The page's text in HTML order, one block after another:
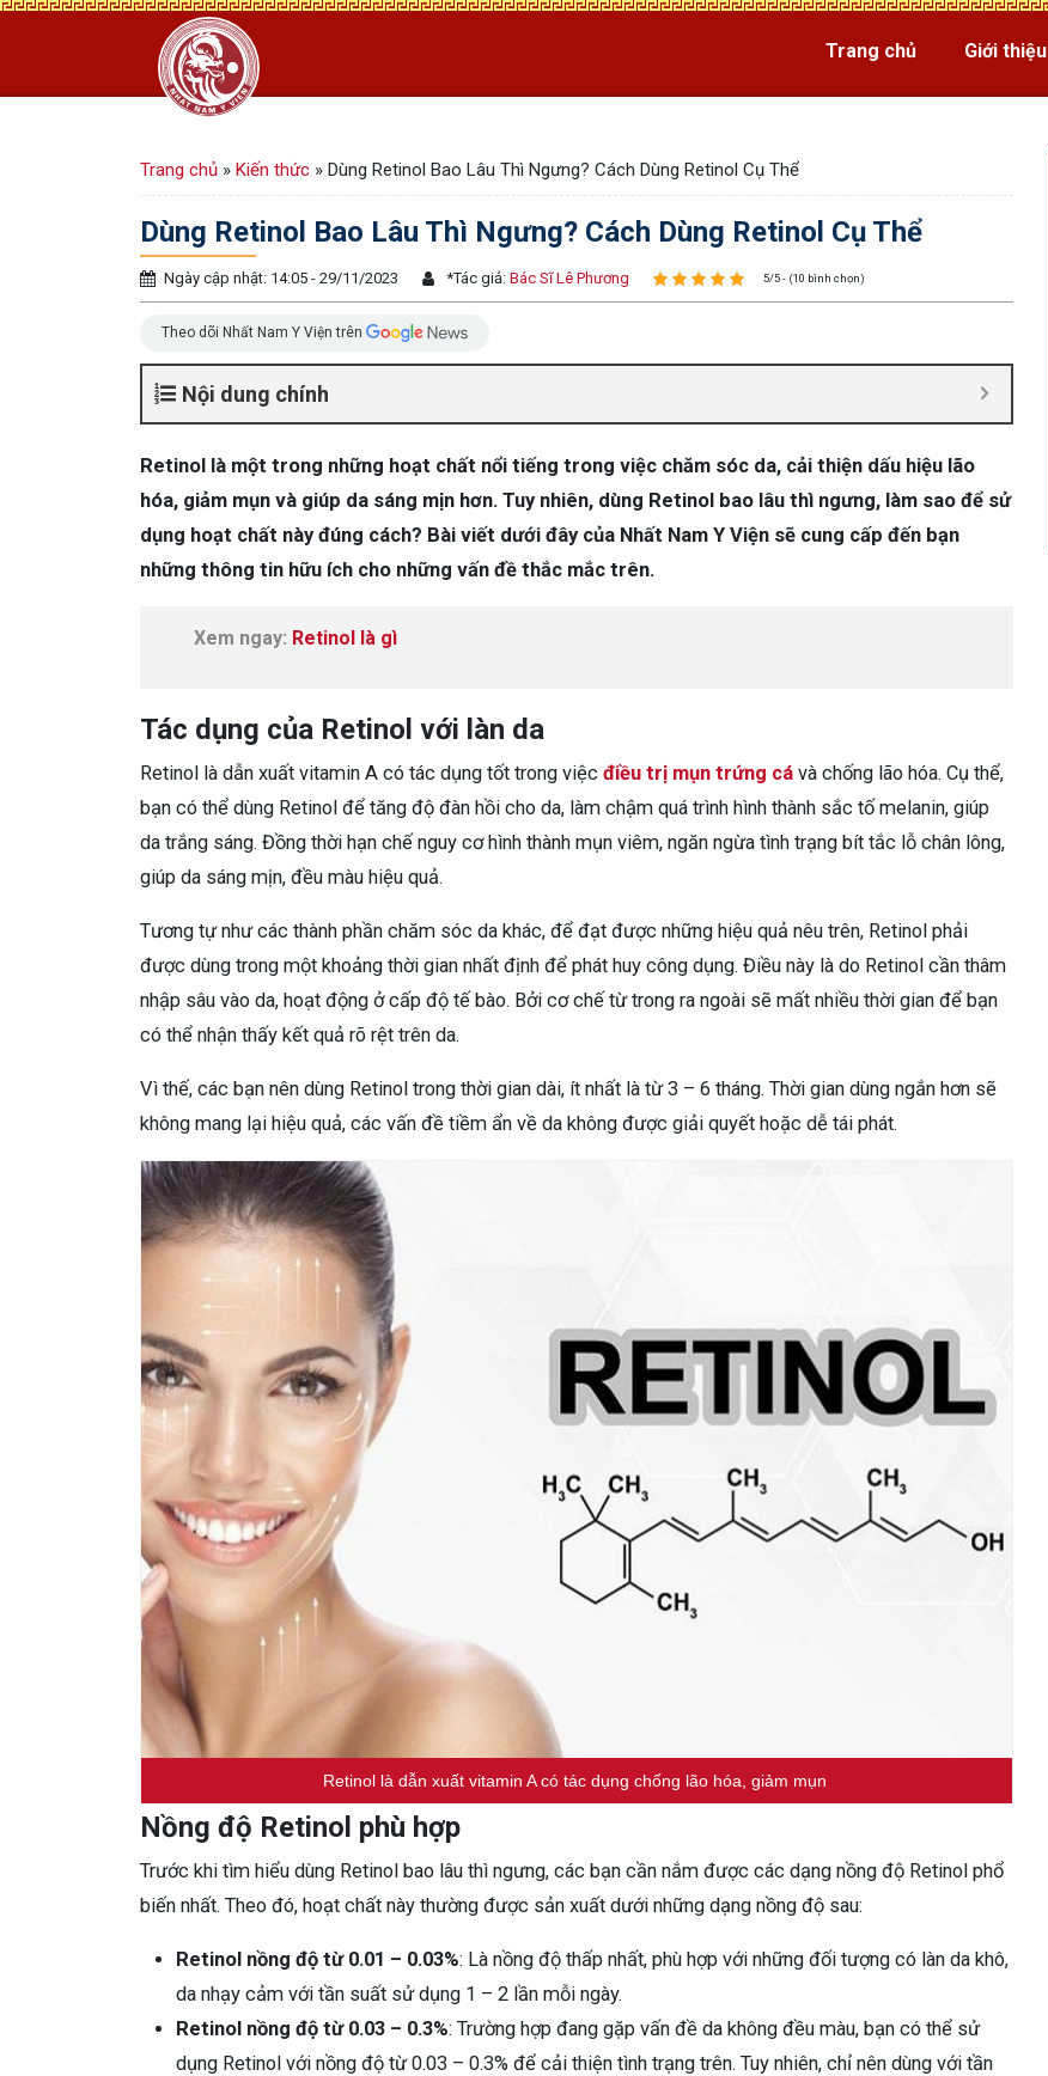
Trang chủ Giới thiệu
Trang chủ » Kiến thức » Dùng Retinol Bao Lâu Thì Ngưng? Cách Dùng Retinol Cụ Thể
Dùng Retinol Bao Lâu Thì Ngưng? Cách Dùng Retinol Cụ Thể
Ngày cập nhật: 14:05 - 29/11/2023 *Tác giả: Bác Sĩ Lê Phương 5/5 - (10 bình chọn)
Theo dõi Nhất Nam Y Viện trên
Nội dung chính
Retinol là một trong những hoạt chất nổi tiếng trong việc chăm sóc da, cải thiện dấu hiệu lão
hóa, giảm mụn và giúp da sáng mịn hơn. Tuy nhiên, dùng Retinol bao lâu thì ngưng, làm sao để sử
dụng hoạt chất này đúng cách? Bài viết dưới đây của Nhất Nam Y Viện sẽ cung cấp đến bạn
những thông tin hữu ích cho những vấn đề thắc mắc trên.
Xem ngay: Retinol là gì
Tác dụng của Retinol với làn da
Retinol là dẫn xuất vitamin A có tác dụng tốt trong việc điều trị mụn trứng cá và chống lão hóa. Cụ thể,
bạn có thể dùng Retinol để tăng độ đàn hồi cho da, làm chậm quá trình hình thành sắc tố melanin, giúp
da trắng sáng. Đồng thời hạn chế nguy cơ hình thành mụn viêm, ngăn ngừa tình trạng bít tắc lỗ chân lông,
giúp da sáng mịn, đều màu hiệu quả.
Tương tự như các thành phần chăm sóc da khác, để đạt được những hiệu quả nêu trên, Retinol phải
được dùng trong một khoảng thời gian nhất định để phát huy công dụng. Điều này là do Retinol cần thâm
nhập sâu vào da, hoạt động ở cấp độ tế bào. Bởi cơ chế từ trong ra ngoài sẽ mất nhiều thời gian để bạn
có thể nhận thấy kết quả rõ rệt trên da.
Vì thế, các bạn nên dùng Retinol trong thời gian dài, ít nhất là từ 3 – 6 tháng. Thời gian dùng ngắn hơn sẽ
không mang lại hiệu quả, các vấn đề tiềm ẩn về da không được giải quyết hoặc dễ tái phát.
Retinol là dẫn xuất vitamin A có tác dụng chống lão hóa, giảm mụn
Nồng độ Retinol phù hợp
Trước khi tìm hiểu dùng Retinol bao lâu thì ngưng, các bạn cần nắm được các dạng nồng độ Retinol phổ
biến nhất. Theo đó, hoạt chất này thường được sản xuất dưới những dạng nồng độ sau:
Retinol nồng độ từ 0.01 – 0.03%: Là nồng độ thấp nhất, phù hợp với những đối tượng có làn da khô,
da nhạy cảm với tần suất sử dụng 1 – 2 lần mỗi ngày.
Retinol nồng độ từ 0.03 – 0.3%: Trường hợp đang gặp vấn đề da không đều màu, bạn có thể sử
dụng Retinol với nồng độ từ 0.03 – 0.3% để cải thiện tình trạng trên. Tuy nhiên, chỉ nên dùng với tần